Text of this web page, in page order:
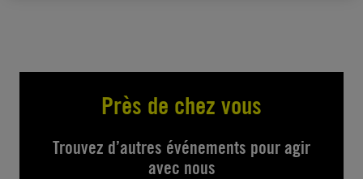
Près de chez vous
Trouvez d’autres événements pour agir
avec nous